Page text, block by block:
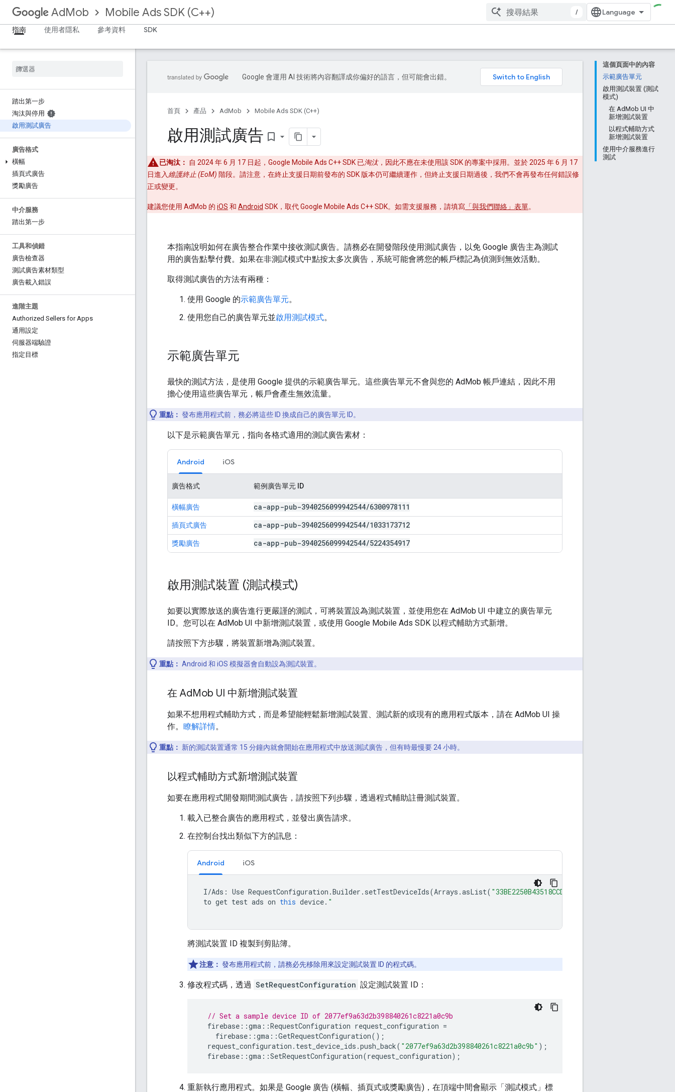
AdMob Mobile Ads SDK (C++)
/
指南
使用者隱私 參考資料 SDK
踏出第一步
淘汰與停用
啟用測試廣告
廣告格式
橫幅
插頁式廣告
獎勵廣告
中介服務
踏出第一步
工具和偵錯
廣告檢查器
測試廣告素材類型
廣告載入錯誤
進階主題
Authorized Sellers for Apps
通用設定
伺服器端驗證
指定目標
這個頁面中的內容
示範廣告單元
啟用測試裝置 (測試
模式)
在 AdMob UI 中
新增測試裝置
以程式輔助方式
新增測試裝置
使用中介服務進行
測試
Google 會運用 AI 技術將內容翻譯成你偏好的語言，但可能會出錯。
首頁 產品 AdMob Mobile Ads SDK (C++)
啟用測試廣告 bookmark_border
已淘汰： 自 2024 年 6 月 17 日起，Google Mobile Ads C++ SDK 已淘汰，因此不應在未使用該 SDK 的專案中採用。並於 2025 年 6 月 17
日進入 維護終止 (EoM) 階段。請注意，在終止支援日期前發布的 SDK 版本仍可繼續運作，但終止支援日期過後，我們不會再發布任何錯誤修
正或變更。
建議您使用 AdMob 的 iOS 和 Android SDK，取代 Google Mobile Ads C++ SDK。如需支援服務，請填寫 「與我們聯絡」表單。
本指南說明如何在廣告整合作業中接收測試廣告。請務必在開發階段使用測試廣告，以免 Google 廣告主為測試
用的廣告點擊付費。如果在非測試模式中點按太多次廣告，系統可能會將您的帳戶標記為偵測到無效活動。
取得測試廣告的方法有兩種：
使用 Google 的示範廣告單元。
使用您自己的廣告單元並啟用測試模式。
示範廣告單元
最快的測試方法，是使用 Google 提供的示範廣告單元。這些廣告單元不會與您的 AdMob 帳戶連結，因此不用
擔心使用這些廣告單元，帳戶會產生無效流量。
重點： 發布應用程式前，務必將這些 ID 換成自己的廣告單元 ID。
以下是示範廣告單元，指向各格式適用的測試廣告素材：
Android iOS
廣告格式 範例廣告單元 ID
橫幅廣告 ca-app-pub-3940256099942544/6300978111
插頁式廣告 ca-app-pub-3940256099942544/1033173712
獎勵廣告 ca-app-pub-3940256099942544/5224354917
啟用測試裝置 (測試模式)
如要以實際放送的廣告進行更嚴謹的測試，可將裝置設為測試裝置，並使用您在 AdMob UI 中建立的廣告單元
ID。您可以在 AdMob UI 中新增測試裝置，或使用 Google Mobile Ads SDK 以程式輔助方式新增。
請按照下方步驟，將裝置新增為測試裝置。
重點： Android 和 iOS 模擬器會自動設為測試裝置。
在 AdMob UI 中新增測試裝置
如果不想用程式輔助方式，而是希望能輕鬆新增測試裝置、測試新的或現有的應用程式版本，請在 AdMob UI 操
作。 瞭解詳情。
重點： 新的測試裝置通常 15 分鐘內就會開始在應用程式中放送測試廣告，但有時最慢要 24 小時。
以程式輔助方式新增測試裝置
如要在應用程式開發期間測試廣告，請按照下列步驟，透過程式輔助註冊測試裝置。
載入已整合廣告的應用程式，並發出廣告請求。
在控制台找出類似下方的訊息：
Android iOS
I/Ads : Use RequestConfiguration .Builder . setTestDeviceIds(Arrays .asList( "33BE2250B43518CCDA7DE426D04EE231"
to get test ads on this device. "
將測試裝置 ID 複製到剪貼簿。
注意： 發布應用程式前，請務必先移除用來設定測試裝置 ID 的程式碼。
修改程式碼，透過 SetRequestConfiguration 設定測試裝置 ID：
// Set a sample device ID of 2077ef9a63d2b398840261c8221a0c9b
firebase ::gma ::RequestConfiguration request_configuration =
firebase ::gma ::GetRequestConfiguration();
request_configuration . test_device_ids .push_back( "2077ef9a63d2b398840261c8221a0c9b" );
firebase ::gma ::SetRequestConfiguration(request_configuration);
重新執行應用程式。如果是 Google 廣告 (橫幅、插頁式或獎勵廣告)，在頂端中間會顯示「測試模式」 標